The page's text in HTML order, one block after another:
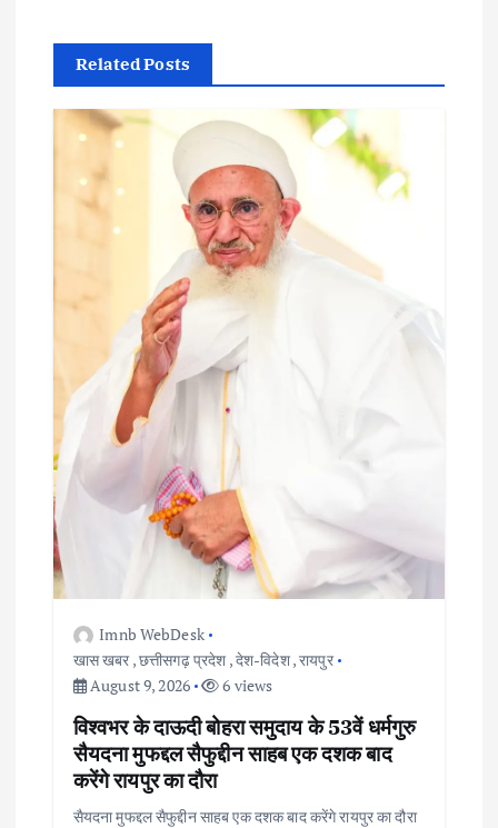
a
v
g
t
o
n
Related Posts
Imnb WebDesk
खास खबर ,छत्तीसगढ़ प्रदेश ,देश-विदेश,रायपुर
August 9, 2026
6 views
विश्वभर के दाऊदी बोहरा समुदाय के 53वें धर्मगुरु
सैयदना मुफद्दल सैफुद्दीन साहब एक दशक बाद
करेंगे रायपुर का दौरा
सैयदना मुफद्दल सैफुद्दीन साहब एक दशक बाद करेंगे रायपुर का दौरा